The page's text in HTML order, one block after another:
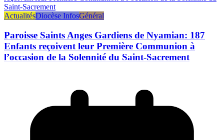
ActualitésDiocèse InfosGénéral
Paroisse Saints Anges Gardiens de Nyamian: 187
Enfants reçoivent leur Première Communion à
l’occasion de la Solennité du Saint-Sacrement